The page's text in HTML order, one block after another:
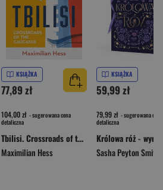
KSIĄŻKA
77,89 zł
104,00 zł - sugerowana cena
detaliczna
Tbilisi. Crossroads of the Caucasus
Maximilian Hess
KSIĄŻKA
59,99 zł
79,99 zł - sugerowana cena
detaliczna
Sasha Peyton Smith